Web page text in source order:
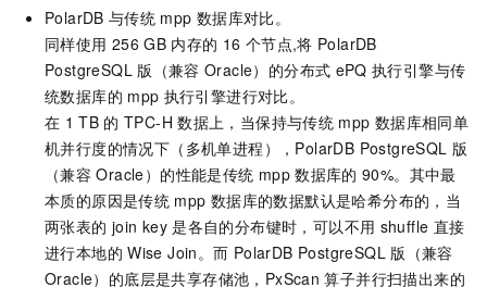
PolarDB 与传统 mpp 数据库对比。
同样使用 256 GB 内存的 16 个节点,将 PolarDB
PostgreSQL 版（兼容 Oracle） 的分布式 ePQ 执行引擎与传
统数据库的 mpp 执行引擎进行对比。
在 1 TB 的 TPC-H 数据上，当保持与传统 mpp 数据库相同单
机并行度的情况下（多机单进程）， PolarDB PostgreSQL 版
（兼容 Oracle） 的性能是传统 mpp 数据库的 90%。其中最
本质的原因是传统 mpp 数据库的数据默认是哈希分布的，当
两张表的 join key 是各自的分布键时，可以不用 shuffle 直接
进行本地的 Wise Join。而 PolarDB PostgreSQL 版（兼容
Oracle） 的底层是共享存储池，PxScan 算子并行扫描出来的